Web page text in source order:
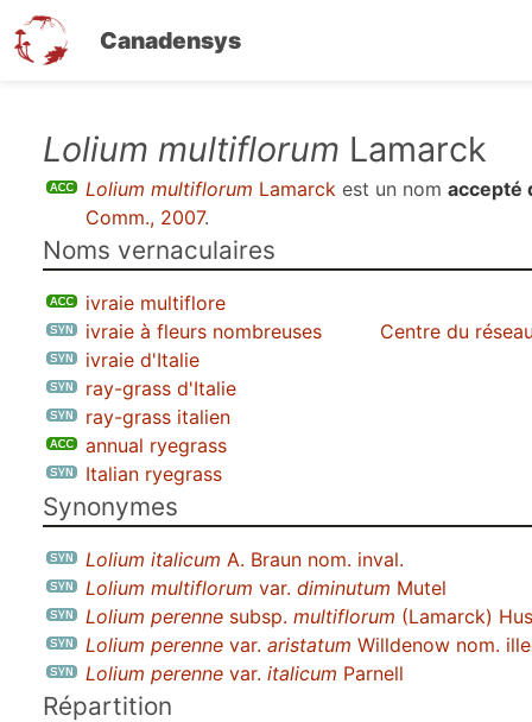
Canadensys
contenu
Lolium multiflorum Lamarck
Lolium multiflorum Lamarck est un nom accepté
Comm., 2007.
Noms vernaculaires
ivraie multiflore
ivraie à fleurs nombreuses
Centre du
ivraie d'Italie
ray-grass d'Italie
ray-grass italien
annual ryegrass
Italian ryegrass
Synonymes
Lolium italicum A. Braun nom. inval.
Lolium multiflorum var. diminutum Mutel
Lolium perenne subsp. multiflorum (Lamarck)
Lolium perenne var. aristatum Willdenow nom.
Lolium perenne var. italicum Parnell
Répartition